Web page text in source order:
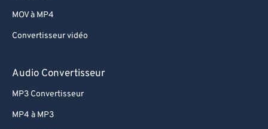
MOV à MP4
Convertisseur vidéo
Audio Convertisseur
MP3 Convertisseur
MP4 à MP3